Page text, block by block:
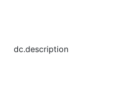
dc.description